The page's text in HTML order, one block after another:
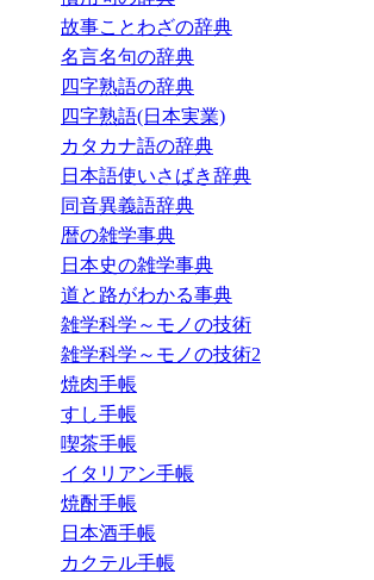
故事ことわざの辞典
名言名句の辞典
四字熟語の辞典
四字熟語(日本実業)
カタカナ語の辞典
日本語使いさばき辞典
同音異義語辞典
暦の雑学事典
日本史の雑学事典
道と路がわかる事典
雑学科学～モノの技術
雑学科学～モノの技術2
焼肉手帳
すし手帳
喫茶手帳
イタリアン手帳
焼酎手帳
日本酒手帳
カクテル手帳